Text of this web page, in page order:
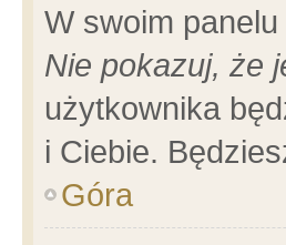
W swoim
Nie pokazuj, że
użytkownika
i Ciebie.
Góra